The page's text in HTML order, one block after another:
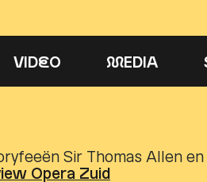
VIDEO MEDIA
Sir Thomas Allen
Opera Zuid